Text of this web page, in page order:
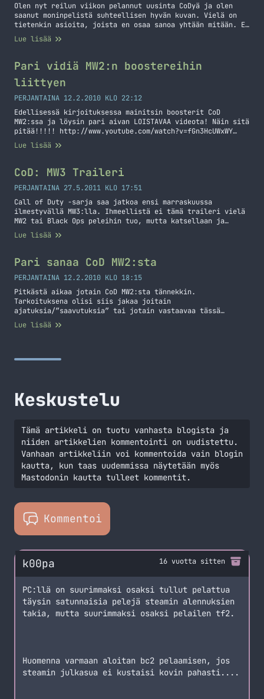
Olen nyt reilun viikon pelannut uusinta CoDyä ja olen
saanut moninpelistä suhteellisen hyvän kuvan. Vielä on
tietenkin asioita, joista en osaa sanoa yhtään mitään. En
ole esimerkiksi lähtenyt vielä Prestigeä hankkimeen
sotilaalleni. Yhden aseen olen jo ”prestannut”, nimittäin
scorestreakkeihin ja moneen muuhun osa-alueeseen.
Aseluokkien tekeminenkin on erilaista,… Jatka lukemista
Call of Duty: Black Ops 2 – Moninpeli
Lue lisää
Pari vidiä MW2:n boostereihin
liittyen
PERJANTAINA 12.2.2010 KLO 22:12
Edellisessä kirjoituksessa mainitsin boosterit CoD
MW2:ssa ja löysin pari aivan LOISTAVAA videota! Näin sitä
pitää!!!!! http://www.youtube.com/watch?v=fGn3HcUWxWY
http://www.youtube.com/watch?v=Ddatcq7QVkc
Lue lisää
CoD: MW3 Traileri
PERJANTAINA 27.5.2011 KLO 17:51
Call of Duty -sarja saa jatkoa ensi marraskuussa
ilmestyvällä MW3:lla. Ihmeellistä ei tämä traileri vielä
MW2 tai Black Ops peleihin tuo, mutta katsellaan ja
kuulostellaan.
Lue lisää
Pari sanaa CoD MW2:sta
PERJANTAINA 12.2.2010 KLO 18:15
Pitkästä aikaa jotain CoD MW2:sta tännekkin.
Tarkoituksena olisi siis jakaa joitain
ajatuksia/”saavutuksia” tai jotain vastaavaa tässä
postauksessa. Aloitetaan aina niin hienosta aiheesta kuin
huijarit. Nämä pelien pohjasakka ja inhotuimmat jäsenet.
huijauksia on huijata itselle pisteitä. Tähän liittyen
Lue lisää
Keskustelu
Tämä artikkeli on tuotu vanhasta blogista ja
niiden artikkelien kommentointi on uudistettu.
Vanhaan artikkeliin voi kommentoida vain blogin
kautta, kun taas uudemmissa näytetään myös
Mastodonin kautta tulleet kommentit.
Kommentoi
k00pa 16 vuotta sitten
PC:llä on suurimmaksi osaksi tullut pelattua
täysin satunnaisia pelejä steamin alennuksien
takia, mutta suurimmaksi osaksi pelailen tf2.
Huomenna varmaan aloitan bc2 pelaamisen, jos
steamin julkasua ei kustaisi kovin pahasti....